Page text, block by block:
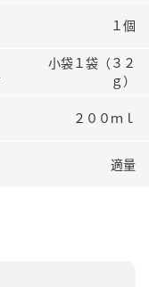
１個
小袋１袋（３２
ｇ）
２００ｍｌ
適量